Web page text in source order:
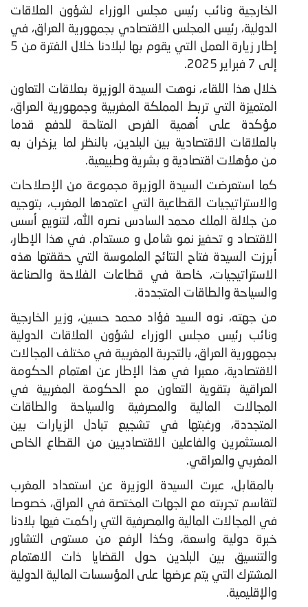
الخارجية ونائب رئيس مجلس الوزراء لشؤون العلاقات
الدولية، رئيس المجلس الاقتصادي بجمهورية العراق، في
إطار زيارة العمل التي يقوم بها لبلادنا خلال الفترة من 5
إلى 7 فبراير 2025.
​خلال هذا اللقاء، نوهت السيدة الوزيرة بعلاقات التعاون
المتميزة التي تربط المملكة المغربية وجمهورية العراق،
مؤكدة على أهمية الفرص المتاحة للدفع قدما
بالعلاقات الاقتصادية بين البلدين، بالنظر لما يزخران به
من مؤهلات اقتصادية و بشرية وطبيعية.
كما استعرضت السيدة الوزيرة مجموعة من الإصلاحات
والاستراتيجيات القطاعية التي اعتمدها المغرب، بتوجيه
من جلالة الملك محمد السادس نصره الله، لتنويع أسس
الاقتصاد و تحفيز نمو شامل و مستدام. في هذا الإطار،
أبرزت السيدة فتاح النتائج الملموسة التي حققتها هذه
الاستراتيجيات، خاصة في قطاعات الفلاحة والصناعة
والسياحة والطاقات المتجددة.
من جهته، نوه السيد فؤاد محمد حسين، وزير الخارجية
ونائب رئيس مجلس الوزراء لشؤون العلاقات الدولية
بجمهورية العراق، بالتجربة المغربية في مختلف المجالات
الاقتصادية، معبرا في هذا الإطار عن اهتمام الحكومة
العراقية بتقوية التعاون مع الحكومة المغربية في
المجالات المالية والمصرفية والسياحة والطاقات
المتجددة، ورغبتها في تشجيع تبادل الزيارات بين
المستثمرين والفاعلين الاقتصاديين من القطاع الخاص
المغربي والعراقي.
بالمقابل، عبرت السيدة الوزيرة عن استعداد المغرب
لتقاسم تجربته مع الجهات المختصة في العراق، خصوصا
في المجالات المالية والمصرفية التي راكمت فيها بلادنا
خبرة دولية واسعة، وكذا الرفع من مستوى التشاور
والتنسيق بين البلدين حول القضايا ذات الاهتمام
المشترك التي يتم عرضها على المؤسسات المالية الدولية
والإقليمية.